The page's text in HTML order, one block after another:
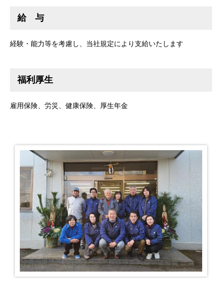
給 与
経験・能力等を考慮し、当社規定により支給いたします
福利厚生
雇用保険、労災、健康保険、厚生年金